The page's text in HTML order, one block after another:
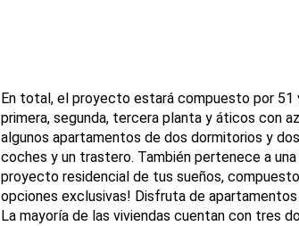
En total, el proyecto estará compuesto por 51
primera, segunda, tercera planta y áticos con
algunos apartamentos de dos dormitorios y
coches y un trastero. También pertenece a
proyecto residencial de tus sueños,
opciones exclusivas! Disfruta de
La mayoría de las viviendas cuentan con tres